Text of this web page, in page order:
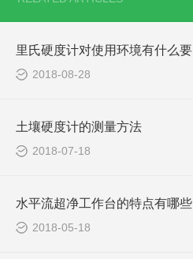
2018-08-28
土壤硬度计的测量方法
2018-07-18
水平流超净工作台的特点有哪些
2018-05-18